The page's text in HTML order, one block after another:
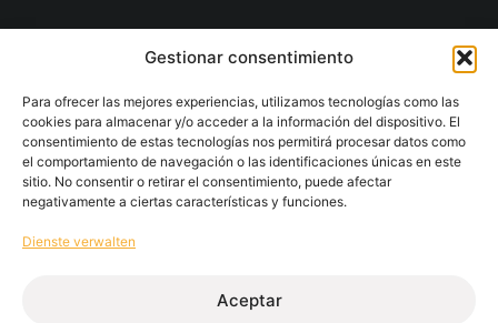
Gestionar consentimiento
Para ofrecer las mejores experiencias, utilizamos tecnologías como las
cookies para almacenar y/o acceder a la información del dispositivo. El
consentimiento de estas tecnologías nos permitirá procesar datos como
el comportamiento de navegación o las identificaciones únicas en este
sitio. No consentir o retirar el consentimiento, puede afectar
negativamente a ciertas características y funciones.
Dienste verwalten
Aceptar
Folgen Sie Us: